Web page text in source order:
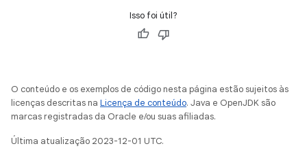
Isso foi útil?
O conteúdo e os exemplos de código nesta página estão sujeitos às
licenças descritas na Licença de conteúdo. Java e OpenJDK são
marcas registradas da Oracle e/ou suas afiliadas.
Última atualização 2023-12-01 UTC.